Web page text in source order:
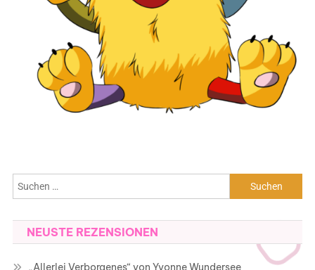
Suchen
nach:
NEUSTE REZENSIONEN
„Allerlei Verborgenes“ von Yvonne Wundersee